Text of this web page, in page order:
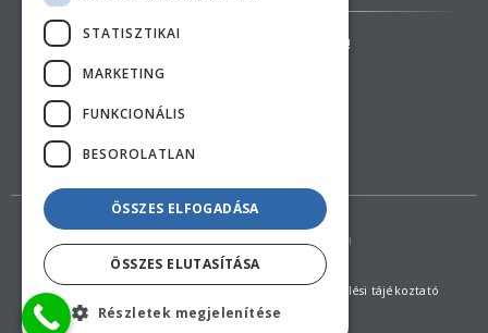
AZ ÁRAK TÁJÉKOZTATÓ JELLEGŰEK!
Copyright © 2018 feherduna.hu - Minden jog fenntartva!
Általános szerződési feltételek (ÁSZF) Adatkezelési tájékoztató
STATISZTIKAI
MARKETING
FUNKCIONÁLIS
BESOROLATLAN
ÖSSZES ELFOGADÁSA
ÖSSZES ELUTASÍTÁSA
Részletek megjelenítése